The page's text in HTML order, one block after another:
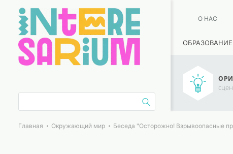
О НАС
ОБРАЗОВАНИЕ
Главная Окружающий мир Беседа "Осторожно! Взрывоопасные